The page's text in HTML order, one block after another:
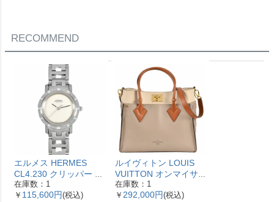
RECOMMEND
エルメス HERMES
CL4.230 クリッパー ナ
クレ 腕時計 シェル文字
盤 ベゼル12Pダイヤ レ
在庫数：1
￥ 115,600円(税込)
ルイヴィトン LOUIS
VUITTON オンマイサ
イドMM ハンドバッグ
2WAY レザー M53825
在庫数：1
￥ 292,000円(税込)